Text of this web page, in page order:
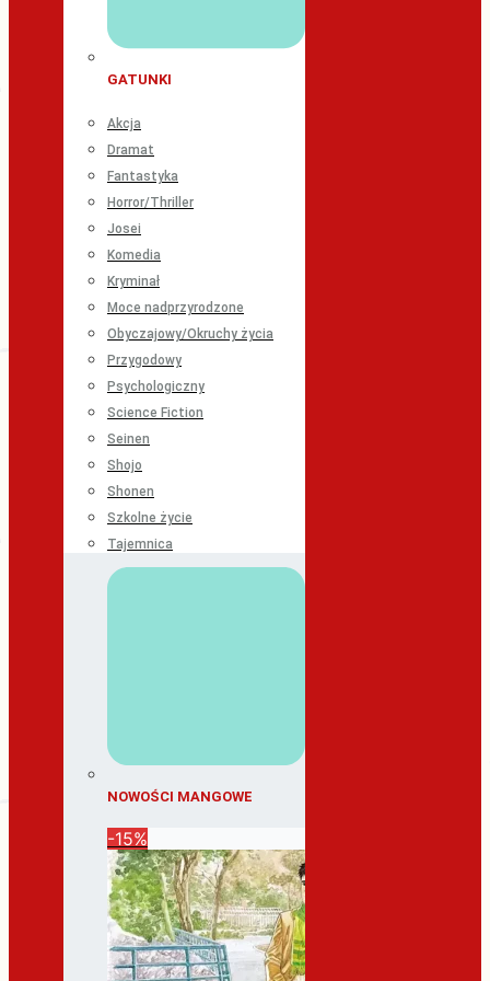
GATUNKI
Akcja
Dramat
Fantastyka
Horror/Thriller
Josei
Komedia
Kryminał
Moce nadprzyrodzone
Obyczajowy/Okruchy życia
Przygodowy
Psychologiczny
Science Fiction
Seinen
Shojo
Shonen
Szkolne życie
Tajemnica
NOWOŚCI MANGOWE
-15%